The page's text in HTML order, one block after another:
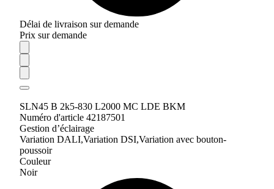
Délai de livraison sur demande
Prix sur demande
SLN45 B 2k5-830 L2000 MC LDE BKM
Numéro d'article 42187501
Gestion d’éclairage
Variation DALI,Variation DSI,Variation avec bouton-
poussoir
Couleur
Noir